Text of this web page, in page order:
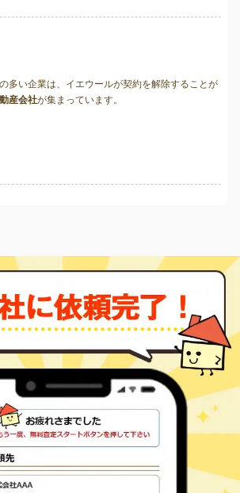
多い企業は、イエウールが契約を解除することが
産会社が集まっています。